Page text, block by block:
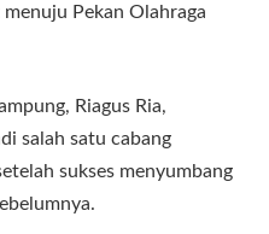
Pekan Olahraga
Riagus Ria,
salah satu cabang
sukses menyumbang